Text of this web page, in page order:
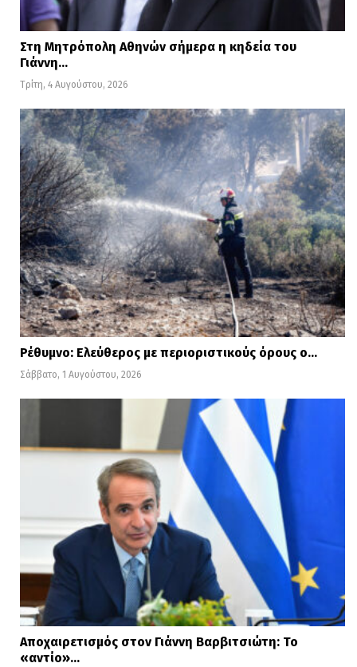
Στη Μητρόπολη Αθηνών σήμερα η κηδεία του
Γιάννη…
Τρίτη, 4 Αυγούστου, 2026
Ρέθυμνο: Ελεύθερος με περιοριστικούς όρους ο…
Σάββατο, 1 Αυγούστου, 2026
Αποχαιρετισμός στον Γιάννη Βαρβιτσιώτη: Το
«αντίο»…